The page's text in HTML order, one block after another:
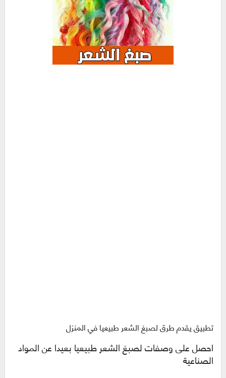
تطبيق يقدم طرق لصبغ الشعر طبيعيا في المنزل
احصل على وصفات لصبغ الشعر طبيعيا بعيدا عن المواد
الصناعية